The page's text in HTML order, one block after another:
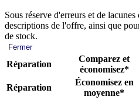
Sous réserve d'erreurs et de
descriptions de l'offre, ainsi que
de stock.
Fermer
Réparation
Comparez et
économisez*
Réparation
Économisez en
moyenne*